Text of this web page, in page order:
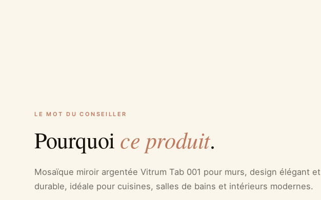
LE MOT DU CONSEILLER
Pourquoi ce produit.
Mosaïque miroir argentée Vitrum Tab 001 pour murs, design élégant et
durable, idéale pour cuisines, salles de bains et intérieurs modernes.